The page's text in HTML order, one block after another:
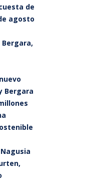
de
agosto
Bergara